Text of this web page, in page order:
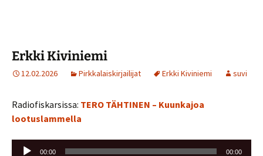
Erkki Kiviniemi
12.02.2026 Pirkkalaiskirjailijat Erkki Kiviniemi suvi
Radiofiskarsissa: TERO TÄHTINEN – Kuunkajoa
lootuslammella
Äänitoistin
00:00 00:00